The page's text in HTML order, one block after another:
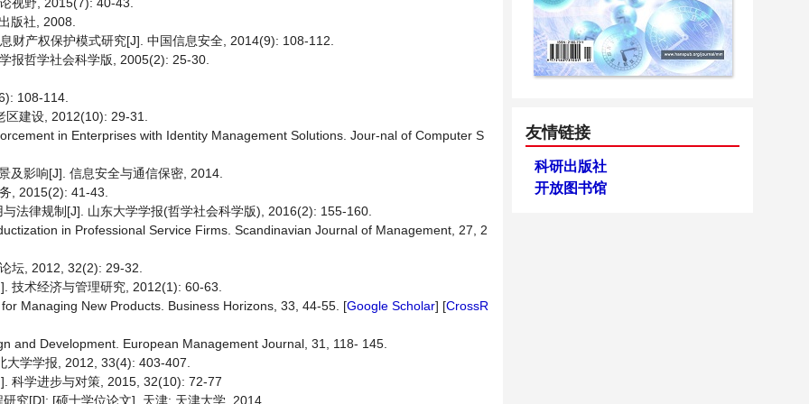
版社, 2008.
财产权保护模式研究[J]. 中国信息安全, 2014(9): 108-112.
报哲学社会科学版, 2005(2): 25-30.
108-114.
建设, 2012(10): 29-31.
in Enterprises with Identity Management Solutions. Jour-nal of Computer S
及影响[J]. 信息安全与通信保密, 2014.
, 2015(2): 41-43.
法律规制[J]. 山东大学学报(哲学社会科学版), 2016(2): 155-160.
in Professional Service Firms. Scandinavian Journal of Management, 27, 2
坛, 2012, 32(2): 29-32.
技术经济与管理研究, 2012(1): 60-63.
Managing New Products. Business Horizons, 33, 44-55. [Google Scholar] [CrossR
and Development. European Management Journal, 31, 118- 145.
大学学报, 2012, 33(4): 403-407.
科学进步与对策, 2015, 32(10): 72-77
究[D]: [硕士学位论文]. 天津: 天津大学, 2014.
友情链接
科研出版社
开放图书馆